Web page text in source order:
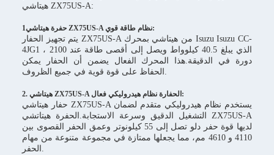
هيتاشي ZX75US-A:
1حفرة هيتاشي ZX75US-A نظام طاقة قوي:
يتم تجهيز الحفار ZX75US-A من هيتاشي بمحرك Isuzu Isuzu CC-
4JG1 ، الذي يبلغ 40.5 كيلوواط ويصل إلى أقصى طاقة عند 2100
دورة في الدقيقة.هذا المحرك الفعال يضمن أن الحفار يمكن
الحفاظ على قوة قوية في جميع الظروف.
2. هيتاشي ZX75US-A الحفارة نظام هيدروليكي فعال:
حفار هيتاشي ZX75US-A يستخدم نظام هيدروليكي متقدم لضمان
التشغيل الدقيق وسرعة الاستجابة.الحفرة هيتاتشي ZX75US-A
لديها قوة حفر دلو تصل إلى 55 كيلونوتر وعمق الحفر القصوى بين
4110 و 4610 مم، مما يجعلها ممتازة في مجموعة متنوعة من مهام
الحفر.